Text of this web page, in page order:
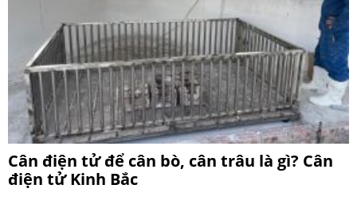
Cân điện tử để cân bò, cân trâu là gì? Cân
điện tử Kinh Bắc